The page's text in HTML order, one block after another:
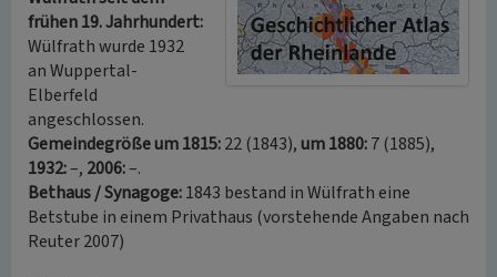
frühen 19. Jahrhundert:
Wülfrath wurde 1932
an Wuppertal-
Elberfeld
angeschlossen.
Gemeindegröße um 1815:22 (1843),um 1880:7 (1885),
1932:–, 2006:–.
Bethaus / Synagoge:1843 bestand in Wülfrath eine
Betstube in einem Privathaus (vorstehende Angaben nach
Reuter 2007)